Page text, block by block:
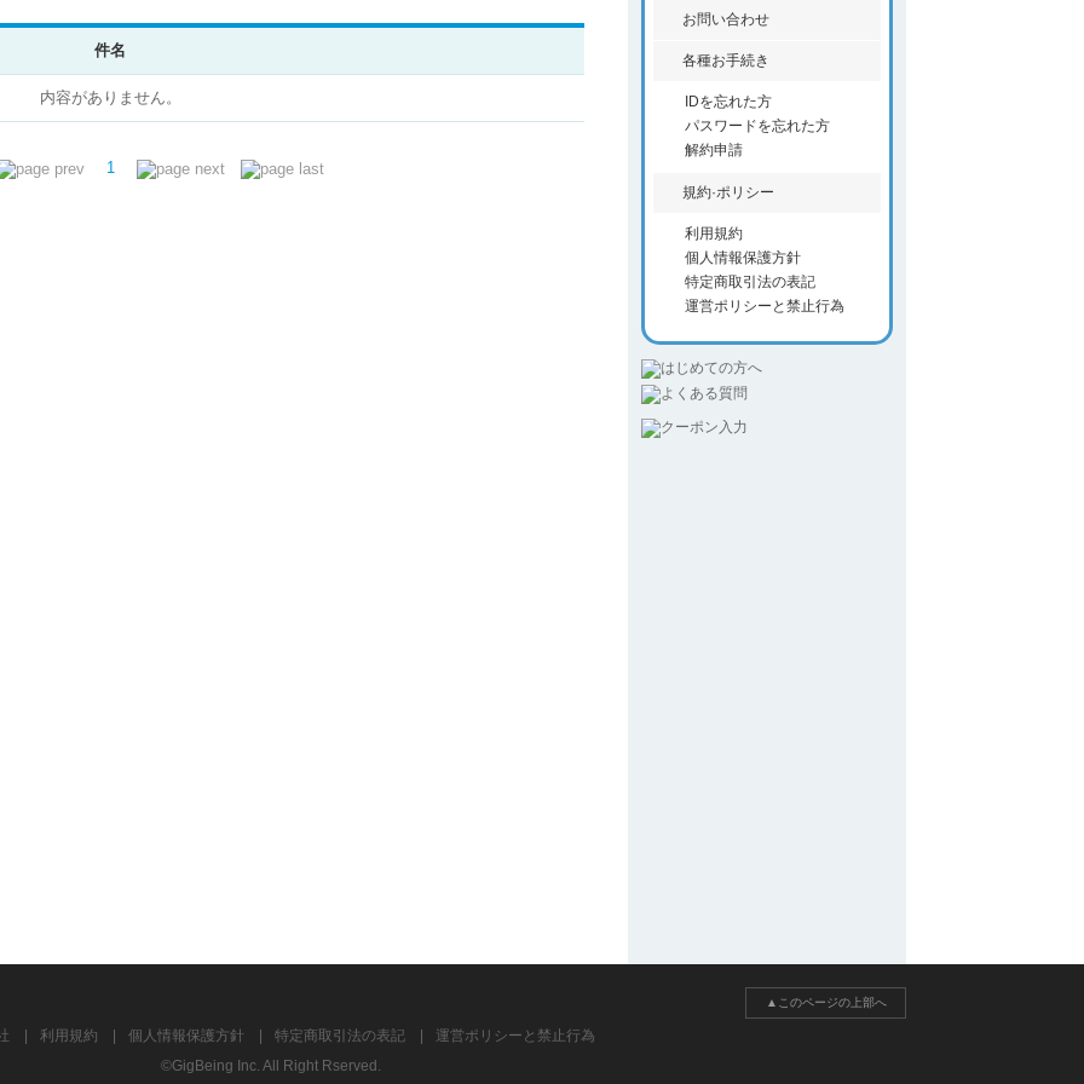
件名
内容がありません。
1
お問い合わせ
各種お手続き
IDを忘れた方
パスワードを忘れた方
解約申請
規約·ポリシー
利用規約
個人情報保護方針
特定商取引法の表記
運営ポリシーと禁止行為
利用規約 個人情報保護方針 特定商取引法の表記
運営ポリシーと禁止行為
©GigBeing Inc. All Right Rserved.
▲このページの上部へ